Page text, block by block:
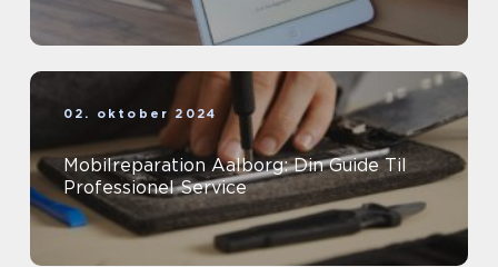
02. oktober 2024
Mobilreparation Aalborg: Din Guide Til
Professionel Service